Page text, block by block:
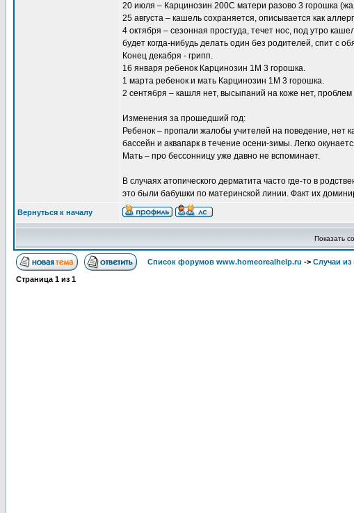
20 июля – Карцинозин 200С матери разово 3 горошка
25 августа – кашель сохраняется, описывается как
4 октября – сезонная простуда, течет нос, под утро
будет когда-нибудь делать один без родителей, спит с
Конец декабря - грипп.
16 января ребенок Карцинозин 1М 3 горошка.
1 марта ребенок и мать Карцинозин 1М 3 горошка.
2 сентября – кашля нет, высыпаний на коже нет,
Изменения за прошедший год:
Ребенок – пропали жалобы учителей на поведение, нет
бассейн и аквапарк в течение осени-зимы. Легко
Мать – про бессонницу уже давно не вспоминает.
В случаях атопического дерматита часто где-то в
это были бабушки по материнской линии. Факт их
Вернуться к началу
Показать
Список форумов www.homeorealhelp.ru -> Случаи из
Страница 1 из 1